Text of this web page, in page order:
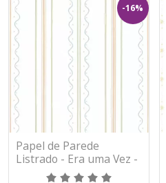
-16%
Papel de Parede
Listrado - Era uma Vez -
89815 - Vinílico